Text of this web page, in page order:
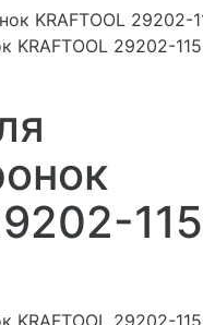
29202-115
115